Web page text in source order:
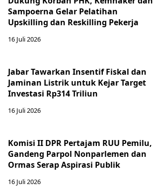
Sampoerna Gelar Pelatihan
Upskilling dan Reskilling Pekerja
16 Juli 2026
Jabar Tawarkan Insentif Fiskal dan
Jaminan Listrik untuk Kejar Target
Investasi Rp314 Triliun
16 Juli 2026
Komisi II DPR Pertajam RUU Pemilu,
Gandeng Parpol Nonparlemen dan
Ormas Serap Aspirasi Publik
16 Juli 2026